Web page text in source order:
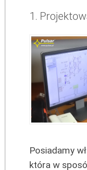
1.
Posiadamy
która w